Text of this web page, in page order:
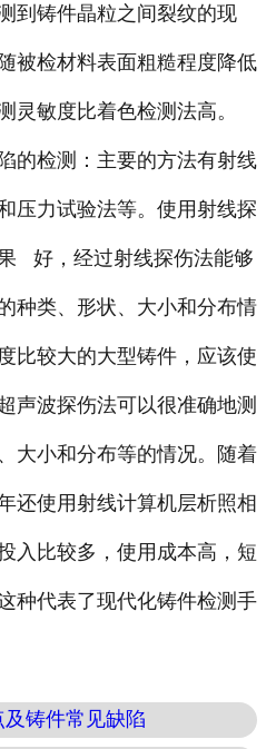
到铸件晶粒之间裂纹的现
被检材料表面粗糙程度降低
灵敏度比着色检测法高。
检测：主要的方法有射线
压力试验法等。使用射线探
好，经过射线探伤法能够
种类、形状、大小和分布情
比较大的大型铸件，应该使
声波探伤法可以很准确地测
大小和分布等的情况。随着
还使用射线计算机层析照相
入比较多，使用成本高，短
种代表了现代化铸件检测手
铸件常见缺陷